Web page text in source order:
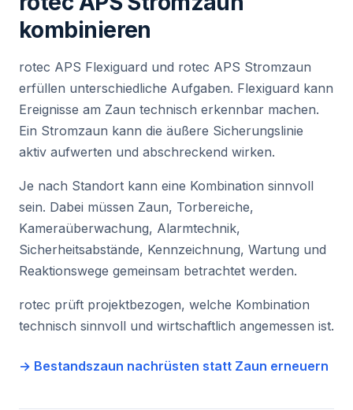
kombinieren
rotec APS Flexiguard und rotec APS Stromzaun
erfüllen unterschiedliche Aufgaben. Flexiguard kann
Ereignisse am Zaun technisch erkennbar machen.
Ein Stromzaun kann die äußere Sicherungslinie
aktiv aufwerten und abschreckend wirken.
Je nach Standort kann eine Kombination sinnvoll
sein. Dabei müssen Zaun, Torbereiche,
Kameraüberwachung, Alarmtechnik,
Sicherheitsabstände, Kennzeichnung, Wartung und
Reaktionswege gemeinsam betrachtet werden.
rotec prüft projektbezogen, welche Kombination
technisch sinnvoll und wirtschaftlich angemessen ist.
→ Bestandszaun nachrüsten statt Zaun erneuern